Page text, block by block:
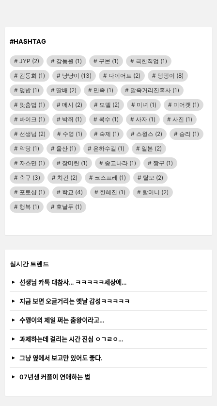
#HASHTAG
JYP (2) 강동원 (1) 구몬 (1) 극한직업 (1)
김동희 (1) 냥냥이 (13) 다이어트 (2) 댕댕이 (8)
덮밥 (1) 딸배 (2) 만족 (1) 말죽거리잔혹사 (1)
맞춤법 (1) 메시 (2) 모델 (2) 미녀 (1) 미어캣 (1)
바이크 (1) 박쥐 (1) 복수 (1) 사자 (1) 사진 (1)
선생님 (2) 수영 (1) 숙제 (1) 스윙스 (2) 승리 (1)
악당 (1) 울산 (1) 은하수길 (1) 일본 (2)
자스민 (1) 장미란 (1) 중고나라 (1) 짱구 (1)
축구 (3) 치킨 (2) 코스프레 (1) 탈모 (2)
포토샵 (1) 학교 (4) 한혜진 (1) 할머니 (2)
행복 (1) 호날두 (1)
실시간 트렌드
선생님 카톡 대참사… ㅋㅋㅋㅋㅋ세상에…
지금 보면 오글거리는 옛날 감성ㅋㅋㅋㅋㅋ
수깽이의 제일 쩌는 춤왕이라고…
과제하는데 걸리는 시간 진심 ㅇㄱㄹㅇ…
그냥 옆에서 보고만 있어도 좋다.
07년생 커플이 연애하는 법